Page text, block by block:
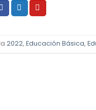
2022,Educación Básica,